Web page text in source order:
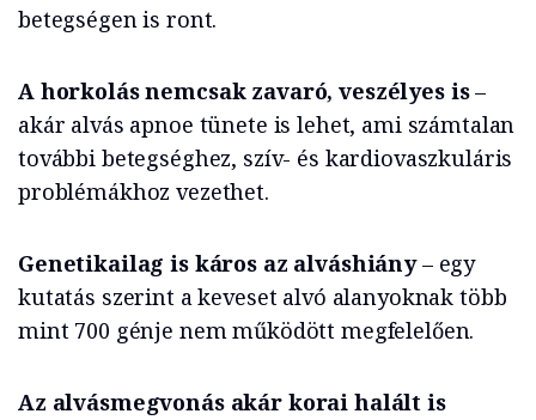
betegségen is ront.
A horkolás nemcsak zavaró, veszélyes is–
akár alvás apnoe tünete is lehet, ami számtalan
további betegséghez, szív- és kardiovaszkuláris
problémákhoz vezethet.
Genetikailag is káros az alváshiány– egy
kutatás szerint a keveset alvó alanyoknak több
mint 700 génje nem működött megfelelően.
Az alvásmegvonás akár korai halált is